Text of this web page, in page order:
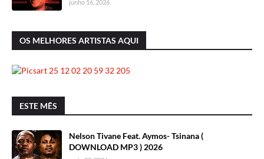
junho 16, 2026
OS MELHORES ARTISTAS AQUI
ESTE MÊS
Nelson Tivane Feat. Aymos- Tsinana (
DOWNLOAD MP3 ) 2026